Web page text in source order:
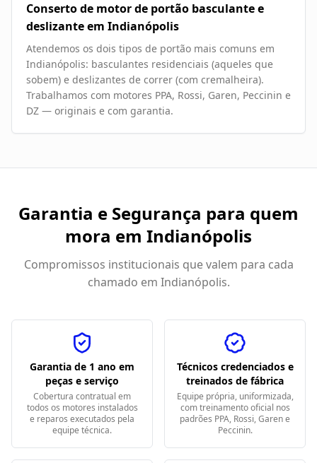
Conserto de motor de portão basculante e
deslizante em Indianópolis
Atendemos os dois tipos de portão mais comuns em
Indianópolis: basculantes residenciais (aqueles que
sobem) e deslizantes de correr (com cremalheira).
Trabalhamos com motores PPA, Rossi, Garen, Peccinin e
DZ — originais e com garantia.
Garantia e Segurança para quem
mora em Indianópolis
Compromissos institucionais que valem para cada
chamado em Indianópolis.
Garantia de 1 ano em
peças e serviço
Cobertura contratual em
todos os motores instalados
e reparos executados pela
equipe técnica.
Técnicos credenciados e
treinados de fábrica
Equipe própria, uniformizada,
com treinamento oficial nos
padrões PPA, Rossi, Garen e
Peccinin.